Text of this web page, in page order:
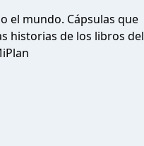
el mundo. Cápsulas que
historias de los libros del